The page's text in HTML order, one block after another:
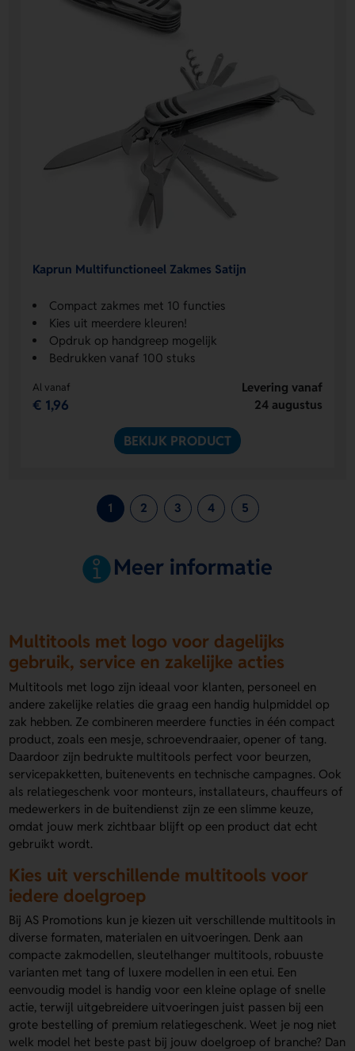
Kaprun Multifunctioneel Zakmes Satijn
Compact zakmes met 10 functies
Kies uit meerdere kleuren!
Opdruk op handgreep mogelijk
Bedrukken vanaf 100 stuks
Al vanaf
€ 1,96
Levering vanaf
24 augustus
BEKIJK PRODUCT
1 2 3 4 5
Meer informatie
Multitools met logo voor dagelijks
gebruik, service en zakelijke acties
Multitools met logo zijn ideaal voor klanten, personeel en
andere zakelijke relaties die graag een handig hulpmiddel op
zak hebben. Ze combineren meerdere functies in één compact
product, zoals een mesje, schroevendraaier, opener of tang.
Daardoor zijn bedrukte multitools perfect voor beurzen,
servicepakketten, buitenevents en technische campagnes. Ook
als relatiegeschenk voor monteurs, installateurs, chauffeurs of
medewerkers in de buitendienst zijn ze een slimme keuze,
omdat jouw merk zichtbaar blijft op een product dat echt
gebruikt wordt.
Kies uit verschillende multitools voor
iedere doelgroep
Bij AS Promotions kun je kiezen uit verschillende multitools in
diverse formaten, materialen en uitvoeringen. Denk aan
compacte zakmodellen, sleutelhanger multitools, robuuste
varianten met tang of luxere modellen in een etui. Een
eenvoudig model is handig voor een kleine oplage of snelle
actie, terwijl uitgebreidere uitvoeringen juist passen bij een
grote bestelling of premium relatiegeschenk. Weet je nog niet
welk model het beste past bij jouw doelgroep of branche? Dan